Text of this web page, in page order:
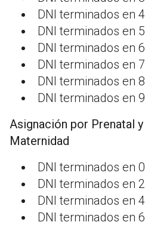
DNI terminados en
DNI terminados en
DNI terminados en
DNI terminados en
DNI terminados en
DNI terminados en
Asignación por Prenatal
Maternidad
DNI terminados en
DNI terminados en
DNI terminados en
DNI terminados en